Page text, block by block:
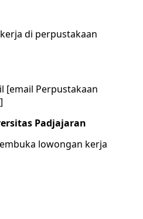
di perpustakaan
[email Perpustakaan
Padjajaran
lowongan kerja